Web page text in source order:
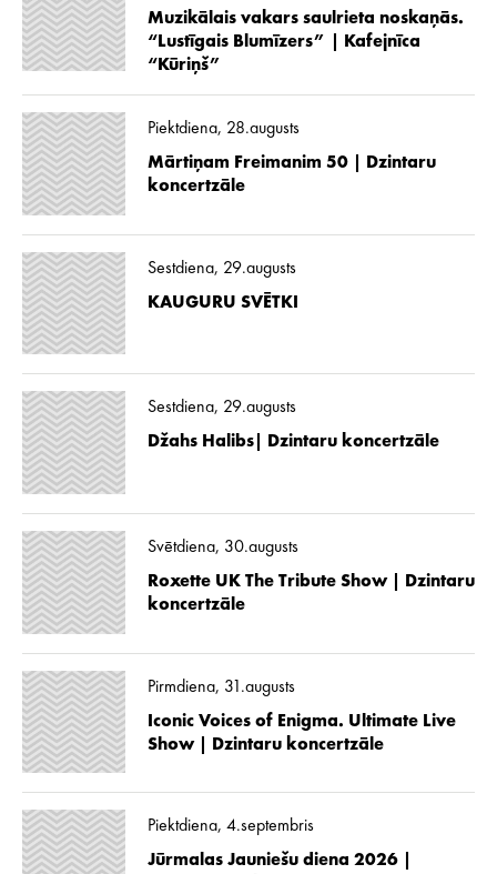
Muzikālais vakars saulrieta noskaņās.
“Lustīgais Blumīzers” | Kafejnīca
“Kūriņš”
Piektdiena, 28.augusts
Mārtiņam Freimanim 50 | Dzintaru
koncertzāle
Sestdiena, 29.augusts
KAUGURU SVĒTKI
Sestdiena, 29.augusts
Džahs Halibs| Dzintaru koncertzāle
Svētdiena, 30.augusts
Roxette UK The Tribute Show | Dzintaru
koncertzāle
Pirmdiena, 31.augusts
Iconic Voices of Enigma. Ultimate Live
Show | Dzintaru koncertzāle
Piektdiena, 4.septembris
Jūrmalas Jauniešu diena 2026 |